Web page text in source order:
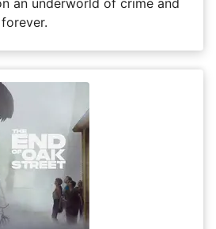
an underworld of crime and